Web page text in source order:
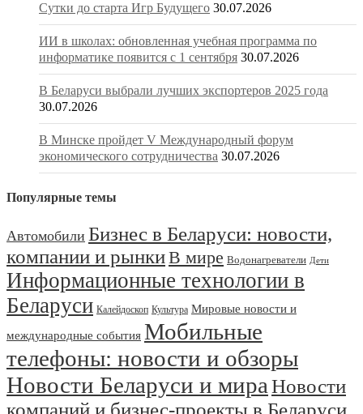
Сутки до старта Игр Будущего 30.07.2026
ИИ в школах: обновленная учебная программа по
информатике появится с 1 сентября 30.07.2026
В Беларуси выбрали лучших экспортеров 2025 года
30.07.2026
В Минске пройдет V Международный форум
экономического сотрудничества 30.07.2026
Популярные темы
Автомобили Бизнес в Беларуси: новости,
компании и рынкиВ мире Водонагреватели Дети
Информационные технологии в
Беларуси Калейдоскоп Культура Мировые новости и
международные события Мобильные
телефоны: новости и обзоры
Новости Беларуси и мира Новости
компаний и бизнес-проекты в Беларуси